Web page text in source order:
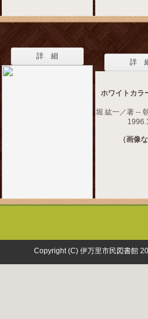
詳 細
詳
ホワイトカラ
堀 紘一／著 --
（画像な
Copyright (C) 伊万里市民図書館